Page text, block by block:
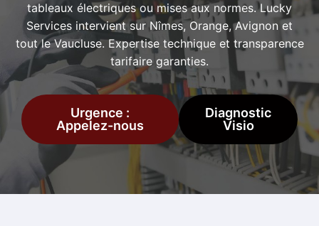
tableaux électriques ou mises aux normes. Lucky
Services intervient sur Nîmes, Orange, Avignon et
tout le Vaucluse. Expertise technique et transparence
tarifaire garanties.
Urgence :
Appelez-nous
Diagnostic
Visio